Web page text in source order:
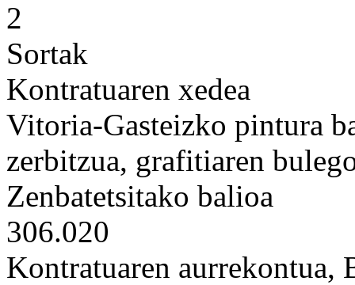
2
Sortak
Kontratuaren xedea
Vitoria-Gasteizko pintura
zerbitzua, grafitiaren
Zenbatetsitako balioa
306.020
Kontratuaren aurrekontua,